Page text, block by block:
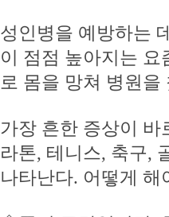
성인병을 예방하는
이 점점 높아지는
로 몸을 망쳐 병원
가장 흔한 증상이 바
라톤, 테니스, 축구,
나타난다. 어떻게